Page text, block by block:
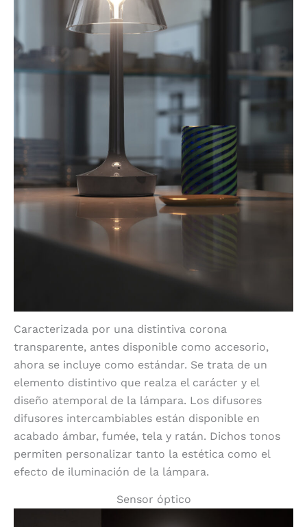
Caracterizada por una distintiva corona
transparente, antes disponible como accesorio,
ahora se incluye como estándar. Se trata de un
elemento distintivo que realza el carácter y el
diseño atemporal de la lámpara. Los difusores
difusores intercambiables están disponible en
acabado ámbar, fumée, tela y ratán. Dichos tonos
permiten personalizar tanto la estética como el
efecto de iluminación de la lámpara.
Sensor óptico